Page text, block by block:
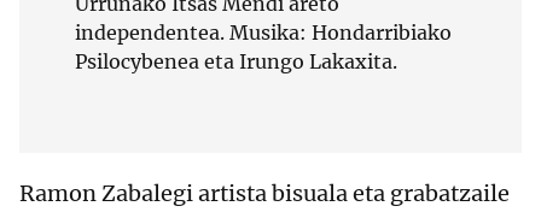
independentea. Musika: Hondarribiako
Psilocybenea eta Irungo Lakaxita.
Ramon Zabalegi artista bisuala eta grabatzaile